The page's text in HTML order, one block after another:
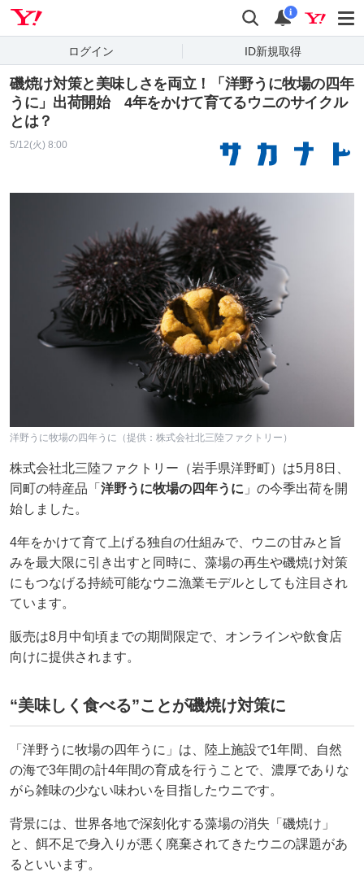
検索 通知
i
ログイン ID新規取得
磯焼け対策と美味しさを両立！「洋野うに牧場の四年
うに」出荷開始 4年をかけて育てるウニのサイクル
とは？
5/12(火) 8:00
洋野うに牧場の四年うに（提供：株式会社北三陸ファクトリー）
株式会社北三陸ファクトリー（岩手県洋野町）は5月8日、
同町の特産品「 洋野うに牧場の四年うに 」の今季出荷を開
始しました。
4年をかけて育て上げる独自の仕組みで、ウニの甘みと旨
みを最大限に引き出すと同時に、藻場の再生や磯焼け対策
にもつなげる持続可能なウニ漁業モデルとしても注目され
ています。
販売は8月中旬頃までの期間限定で、オンラインや飲食店
向けに提供されます。
“美味しく食べる”ことが磯焼け対策に
「洋野うに牧場の四年うに」は、陸上施設で1年間、自然
の海で3年間の計4年間の育成を行うことで、濃厚でありな
がら雑味の少ない味わいを目指したウニです。
背景には、世界各地で深刻化する藻場の消失「磯焼け」
と、餌不足で身入りが悪く廃棄されてきたウニの課題があ
るといいます。